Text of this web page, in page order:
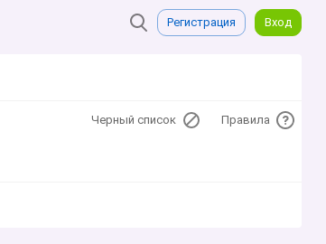
Регистрация Вход
Черный список Правила